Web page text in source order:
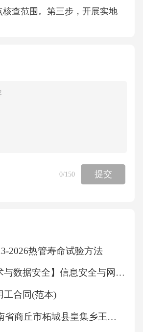
核查范围。第三步，开展实地
目资料，实地查看项目建设
访谈项目管理人员、施工人员
项目、收到信访举报的项目开
查比例达到项目总数的26%，对
梳理出各类突出问题317个，
梳理出突出问题68个，涉及项
集中在五个方面：一是项目
，占问题总数的14.8%，其中
先建问题，全部为乡镇实施
0/150 提交
2026热管寿命试验方法
【信息技术与数据安全】信息安全与网络安全专项审计计划
工合同(范本)
2027届河南省商丘市柘城县皇集乡王克仁学校六上数学期末考试模拟试题含解析